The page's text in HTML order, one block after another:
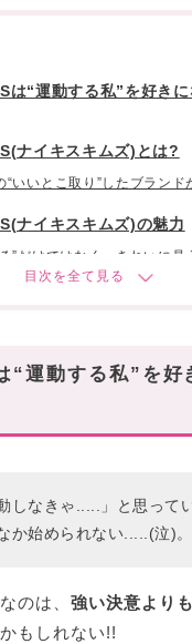
は“運動する私”を好きに
ナイキスキムズ)とは?
“いいとこ取り”したブランド
ナイキスキムズ)の魅力
”だけではなく、きれいに見
そのまま街に出られるムード
ブラ、タンクはセットで揃え
“運動する私”を好
しなきゃ.....」と思って
か始められない.....(泣)。
のは、 強い決意より
かもしれない!!